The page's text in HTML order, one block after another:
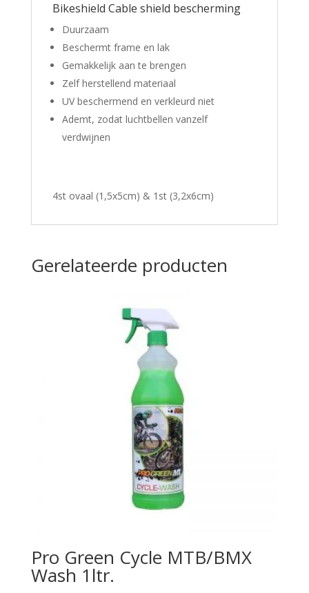
Bikeshield Cable shield bescherming
Duurzaam
Beschermt frame en lak
Gemakkelijk aan te brengen
Zelf herstellend materiaal
UV beschermend en verkleurd niet
Ademt, zodat luchtbellen vanzelf
verdwijnen
4st ovaal (1,5x5cm) & 1st (3,2x6cm)
Gerelateerde producten
Pro Green Cycle MTB/BMX
Wash 1ltr.